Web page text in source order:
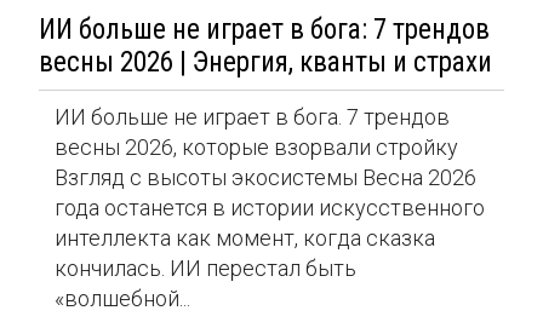
ИИ больше не играет в бога: 7 трендов
весны 2026 | Энергия, кванты и страхи
ИИ больше не играет в бога. 7 трендов
весны 2026, которые взорвали стройку
Взгляд с высоты экосистемы Весна 2026
года останется в истории искусственного
интеллекта как момент, когда сказка
кончилась. ИИ перестал быть
«волшебной...